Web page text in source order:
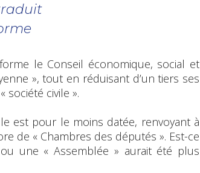
le Conseil économique, social et
», tout en réduisant d’un tiers ses
société civile ».
est pour le moins datée, renvoyant à
de « Chambres des députés ». Est-ce
une « Assemblée » aurait été plus